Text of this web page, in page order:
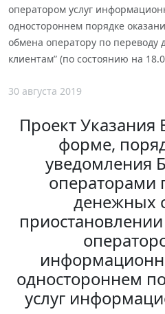
оператором услуг
одностороннем порядке
обмена оператору по переводу
клиентам” (по состоянию на
30 августа 2019
Проект Указания
форме,
уведомления
операторами
денежных
одностороннем
услуг